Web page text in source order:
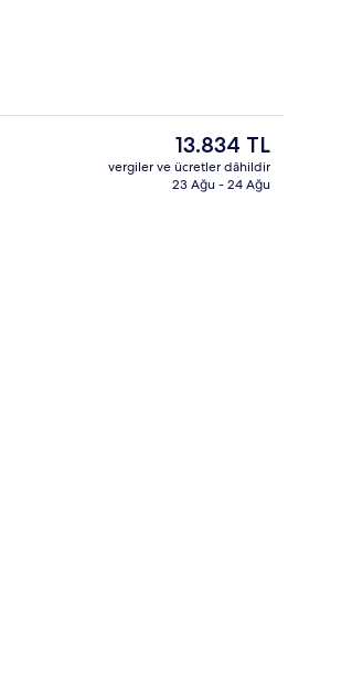
Suite) | Odadan manzara
Görülecek yer
Şu
anki
fiyat
13.834 TL
vergiler ve ücretler dâhildir
23 Ağu - 24 Ağu